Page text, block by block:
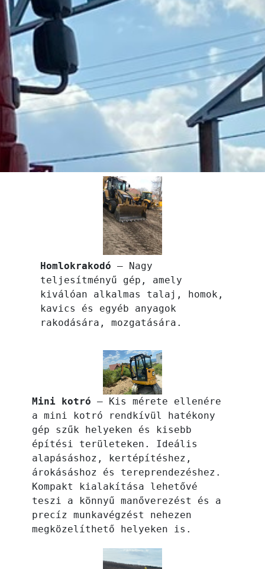
Homlokrakodó – Nagy
teljesítményű gép, amely
kiválóan alkalmas talaj, homok,
kavics és egyéb anyagok
rakodására, mozgatására.
Mini kotró – Kis mérete ellenére
a mini kotró rendkívül hatékony
gép szűk helyeken és kisebb
építési területeken. Ideális
alapásáshoz, kertépítéshez,
árokásáshoz és tereprendezéshez.
Kompakt kialakítása lehetővé
teszi a könnyű manőverezést és a
precíz munkavégzést nehezen
megközelíthető helyeken is.